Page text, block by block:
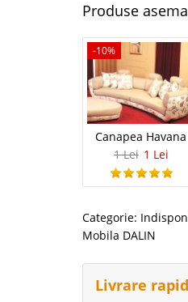
Produse
-10%
Canapea Havana
1 Lei 1 Lei
Categorie:
Mobila DALIN
Livrare